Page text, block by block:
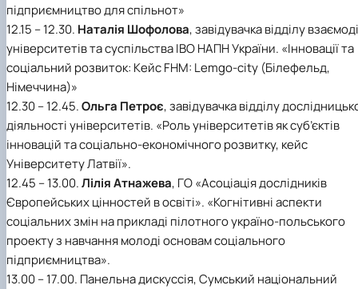
підприємництво для спільнот»
12.15 – 12.30. Наталія Шофолова, завідувачка відділу
університетів та суспільства ІВО НАПН України. «Інновації та
соціальний розвиток: Кейс FHM: Lemgo-city (Білефельд,
Німеччина)»
12.30 – 12.45.Ольга Петроє, завідувачка відділу
діяльності університетів. «Роль університетів як суб’єктів
інновацій та соціально-економічного розвитку, кейс
Університету Латвії».
12.45 – 13.00.Лілія Атнажева, ГО «Асоціація дослідників
Європейських цінностей в освіті». «Когнітивні аспекти
соціальних змін на прикладі пілотного україно-польського
проекту з навчання молоді основам соціального
підприємництва».
13.00 – 17.00. Панельна дискуссія, Сумський національний